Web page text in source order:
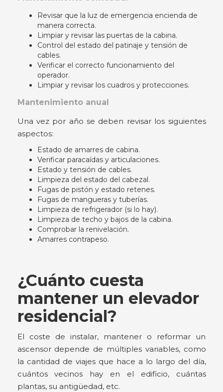
Revisar que la luz de emergencia encienda de
manera correcta.
Limpiar y revisar las puertas de la cabina.
Control del estado del patinaje y tensión de
cables.
Verificar el correcto funcionamiento del
operador.
Limpiar y revisar los cuadros y protecciones.
Mantenimiento anual
Una vez por año se deben revisar los siguientes
aspectos:
Estado de amarres de cabina.
Verificar paracaídas y articulaciones.
Estado y tensión de cables.
Limpieza del estado del cabezal.
Fugas de pistón y estado retenes.
Fugas de mangueras y tuberías.
Limpieza de refrigerador (si lo hay).
Limpieza de techo y bajos de la cabina.
Comprobar la renivelación.
Amarres contrapeso.
¿Cuánto cuesta
mantener un elevador
residencial?
El coste de instalar, mantener o reformar un
ascensor depende de múltiples variables, como
la cantidad de viajes que hace a lo largo del día,
cuántos vecinos hay en el edificio, cuántas
plantas, su antigüedad, etc.